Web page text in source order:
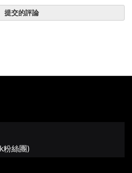
提交的評論
粉絲團)